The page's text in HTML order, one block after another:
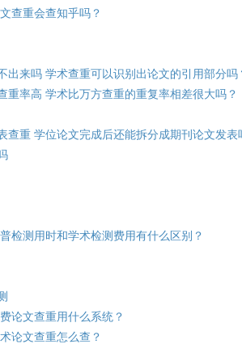
查重会查知乎吗？
出来吗 学术查重可以识别出论文的引用部分吗
重率高 学术比万方查重的重复率相差很大吗？
查重 学位论文完成后还能拆分成期刊论文发表
检测用时和学术检测费用有什么区别？
论文查重用什么系统？
论文查重怎么查？